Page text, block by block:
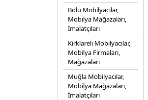
Bolu Mobilyacılar,
Mobilya Mağazaları,
İmalatçıları
Kırklareli Mobilyacılar,
Mobilya Firmaları,
Mağazaları
Muğla Mobilyacılar,
Mobilya Mağazaları,
İmalatçıları